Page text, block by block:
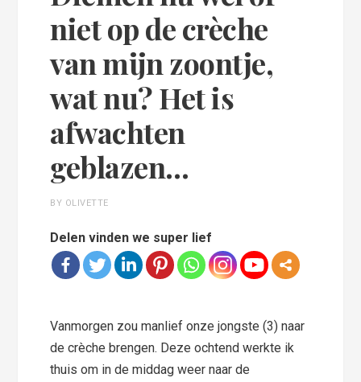
niet op de crèche
van mijn zoontje,
wat nu? Het is
afwachten
geblazen…
BY OLIVETTE
Delen vinden we super lief
Vanmorgen zou manlief onze jongste (3) naar
de crèche brengen. Deze ochtend werkte ik
thuis om in de middag weer naar de